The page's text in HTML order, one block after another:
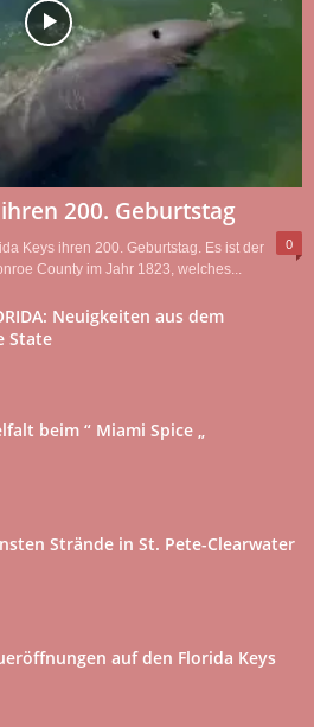
200. Geburtstag
0
Keys ihren 200. Geburtstag. Es ist der
County im Jahr 1823, welches...
Neuigkeiten aus dem
State
beim “ Miami Spice „
Strände in St. Pete-Clearwater
auf den Florida Keys